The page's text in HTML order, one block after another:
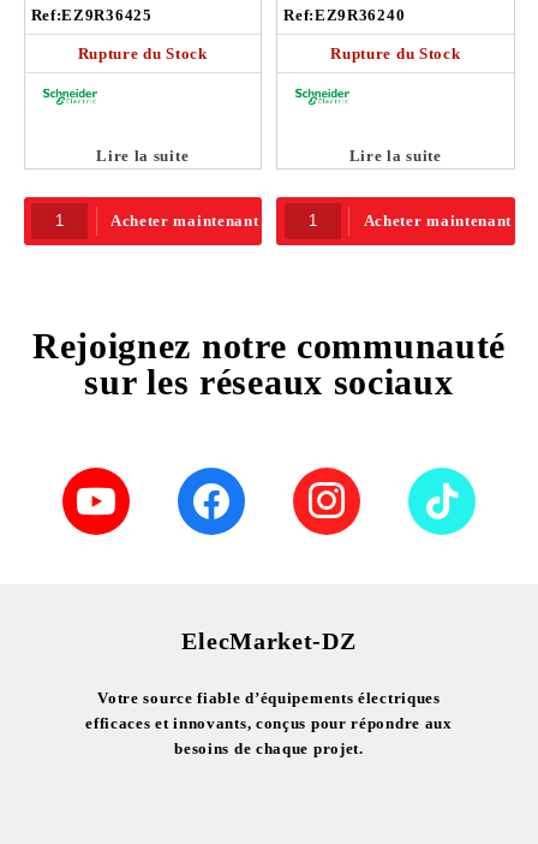
Ref:EZ9R36425
Rupture du Stock
Lire la suite
Acheter maintenant
Ref:EZ9R36240
Rupture du Stock
Lire la suite
Acheter maintenant
Rejoignez notre communauté
sur les réseaux sociaux
ElecMarket-DZ
Votre source fiable d’équipements électriques
efficaces et innovants, conçus pour répondre aux
besoins de chaque projet.